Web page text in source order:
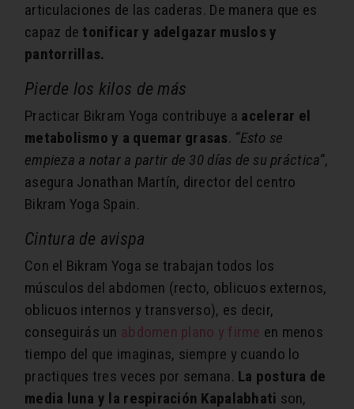
articulaciones de las caderas. De manera que es
capaz de tonificar y adelgazar muslos y
pantorrillas.
Pierde los kilos de más
Practicar Bikram Yoga contribuye a acelerar el
metabolismo y a quemar grasas. “Esto se
empieza a notar a partir de 30 días de su práctica”,
asegura Jonathan Martín, director del centro
Bikram Yoga Spain.
Cintura de avispa
Con el Bikram Yoga se trabajan todos los
músculos del abdomen (recto, oblicuos externos,
oblicuos internos y transverso), es decir,
conseguirás un abdomen plano y firme en menos
tiempo del que imaginas, siempre y cuando lo
practiques tres veces por semana. La postura de
media luna y la respiración Kapalabhati son,